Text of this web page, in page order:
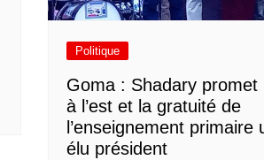
Politique
Goma : Shadary promet
à l’est et la gratuité de
l’enseignement primaire
élu président